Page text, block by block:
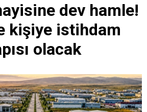
dev hamle!
kişiye istihdam
olacak